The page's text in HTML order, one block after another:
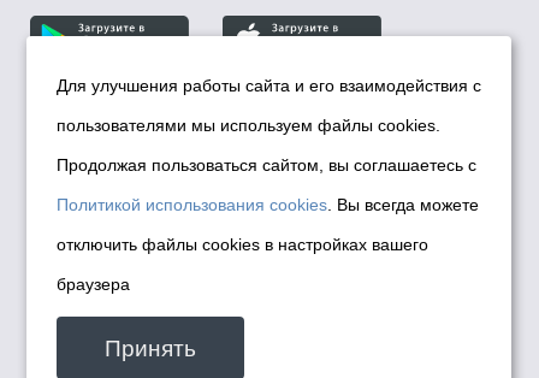
© Департамент информационной политики мэрии
города Новосибирска, 2026
Политика использования Cookies
Политика по обработке персональных
данных в информационных системах
мэрии города Новосибирска
Техническая поддержка сайта -
malinchukvl@mail.ru
Для улучшения работы сайта и его взаимодействия с
пользователями мы используем файлы cookies.
Продолжая пользоваться сайтом, вы соглашаетесь с
Политикой использования cookies . Вы всегда можете
отключить файлы cookies в настройках вашего
браузера
Принять